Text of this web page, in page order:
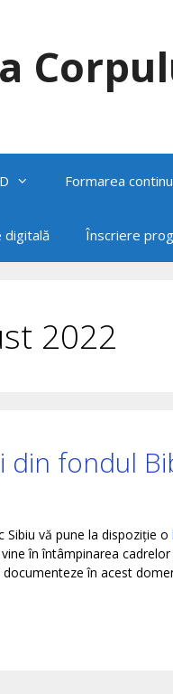
Formarea
digitală Înscriere
2022
din fondul
Sibiu vă pune la dispoziție o
în întâmpinarea
în acest